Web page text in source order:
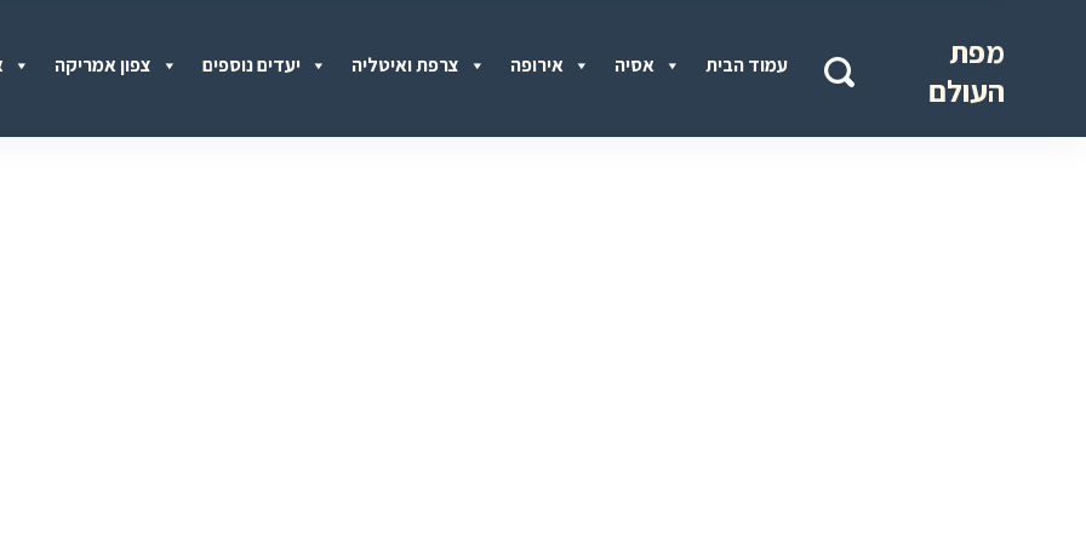
צפון אמריקה יעדים נוספים צרפת ואיטליה אירופה אסיה עמוד הבית
מפת
העולם